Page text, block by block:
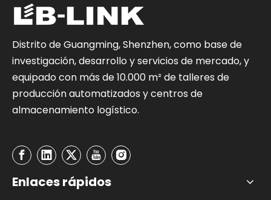
Distrito de Guangming, Shenzhen, como base de
investigación, desarrollo y servicios de mercado, y
equipado con más de 10.000 m² de talleres de
producción automatizados y centros de
almacenamiento logístico.
Enlaces rápidos